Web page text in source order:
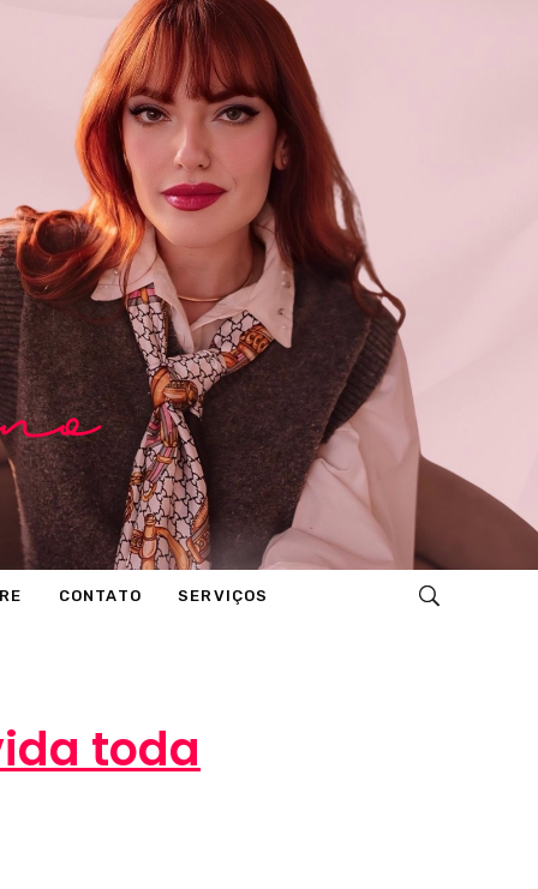
CONTATO SERVIÇOS
toda